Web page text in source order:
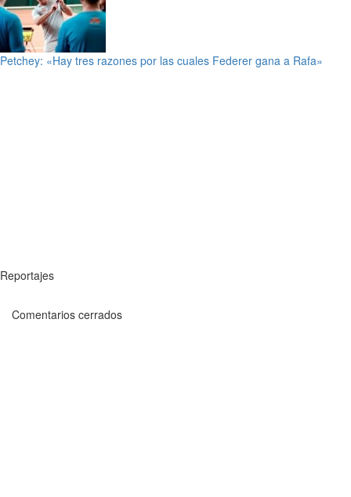
Petchey: «Hay tres razones por las cuales Federer gana a Rafa»
Reportajes
Comentarios cerrados